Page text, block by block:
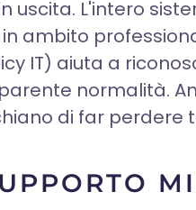
L'intero
ambito
IT) aiuta a
normalità.
di far perdere